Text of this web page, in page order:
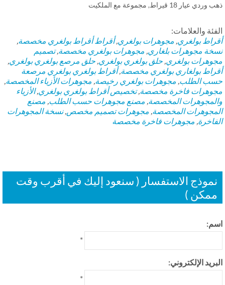
عيار 18 قيراط, مجموعة مع الملكيت
والعلامات:
بولغري ,مجوهرات بولغري ,أقراطأقراط بولغري مخصصة,
مجوهرات بلغاري ,مجوهرات بولغري مخصصة,تصميم
بولغري ,حلق بولغري بولغري ,حلق مرصع بولغري بولغري
بولغاري بولغري مخصصة,أقراط بولغري بولغري مرصعة
الطلب,مجوهرات بولغري رخيصة,مجوهرات الأزياء المخصصة,
فاخرة مخصصة,تخصيص أقراط بولغري بولغري ,الأزياء
المخصصة,مصنع مجوهرات حسب الطلب,مصنع
المخصصة,مجوهرات تصميم مخصص,نسخة المجوهرات
, مجوهرات فاخرة مخصصة
الاستفسار ( سنعود إليك في أقرب وقت
)
الإلكتروني: